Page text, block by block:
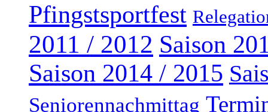
Pfingstsportfest
2011 / 2012 Saison
Saison 2014 / 2015
Seniorennachmittag